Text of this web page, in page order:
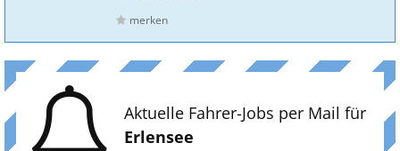
merken
Aktuelle Fahrer-Jobs per Mail für
Erlensee